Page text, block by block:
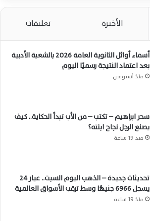
الأخيرة تعليقات
أسماء أوائل الثانوية العامة 2026 بالشعبة الأدبية
بعد اعتماد النتيجة رسميًا اليوم
منذ أسبوعين
سحر ابراهيم – تكتب – من الأب تبدأ الحكاية.. كيف
يصنع الرجل نجاح ابنته؟
منذ 19 ساعة
تحديثات جديدة – الذهب اليوم السبت.. عيار 24
يسجل 6966 جنيهًا وسط ترقب الأسواق العالمية
منذ 19 ساعة